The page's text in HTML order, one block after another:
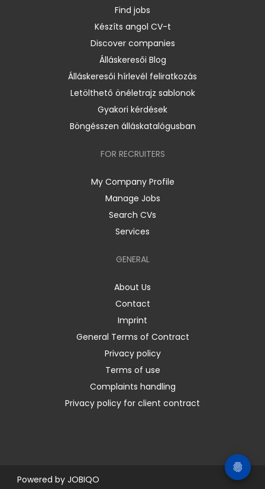
Find jobs
Készíts angol CV-t
Discover companies
Álláskeresői Blog
Álláskeresői hírlevél feliratkozás
Letölthető önéletrajz sablonok
Gyakori kérdések
Böngésszen álláskatalógusban
FOR RECRUITERS
My Company Profile
Manage Jobs
Search CVs
Services
GENERAL
About Us
Contact
Imprint
General Terms of Contract
Privacy policy
Terms of use
Complaints handling
Privacy policy for client contract
Powered by JOBIQO